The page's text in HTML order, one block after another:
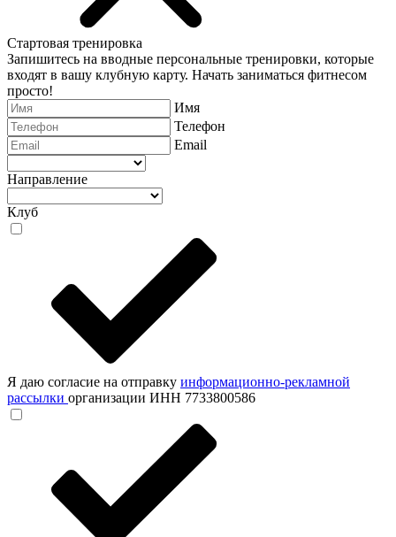
Стартовая тренировка
Запишитесь на вводные персональные тренировки, которые
входят в вашу клубную карту. Начать заниматься фитнесом
просто!
Имя
Телефон
Email
Направление
Клуб
Я даю согласие на отправку информационно-рекламной
рассылки организации ИНН 7733800586